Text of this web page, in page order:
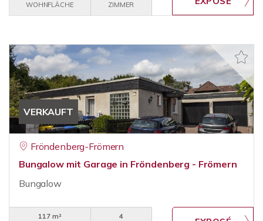
WOHNFLÄCHE
ZIMMER
VERKAUFT
Fröndenberg-Frömern
Bungalow mit Garage in Fröndenberg - Frömern
Bungalow
117 m²
4